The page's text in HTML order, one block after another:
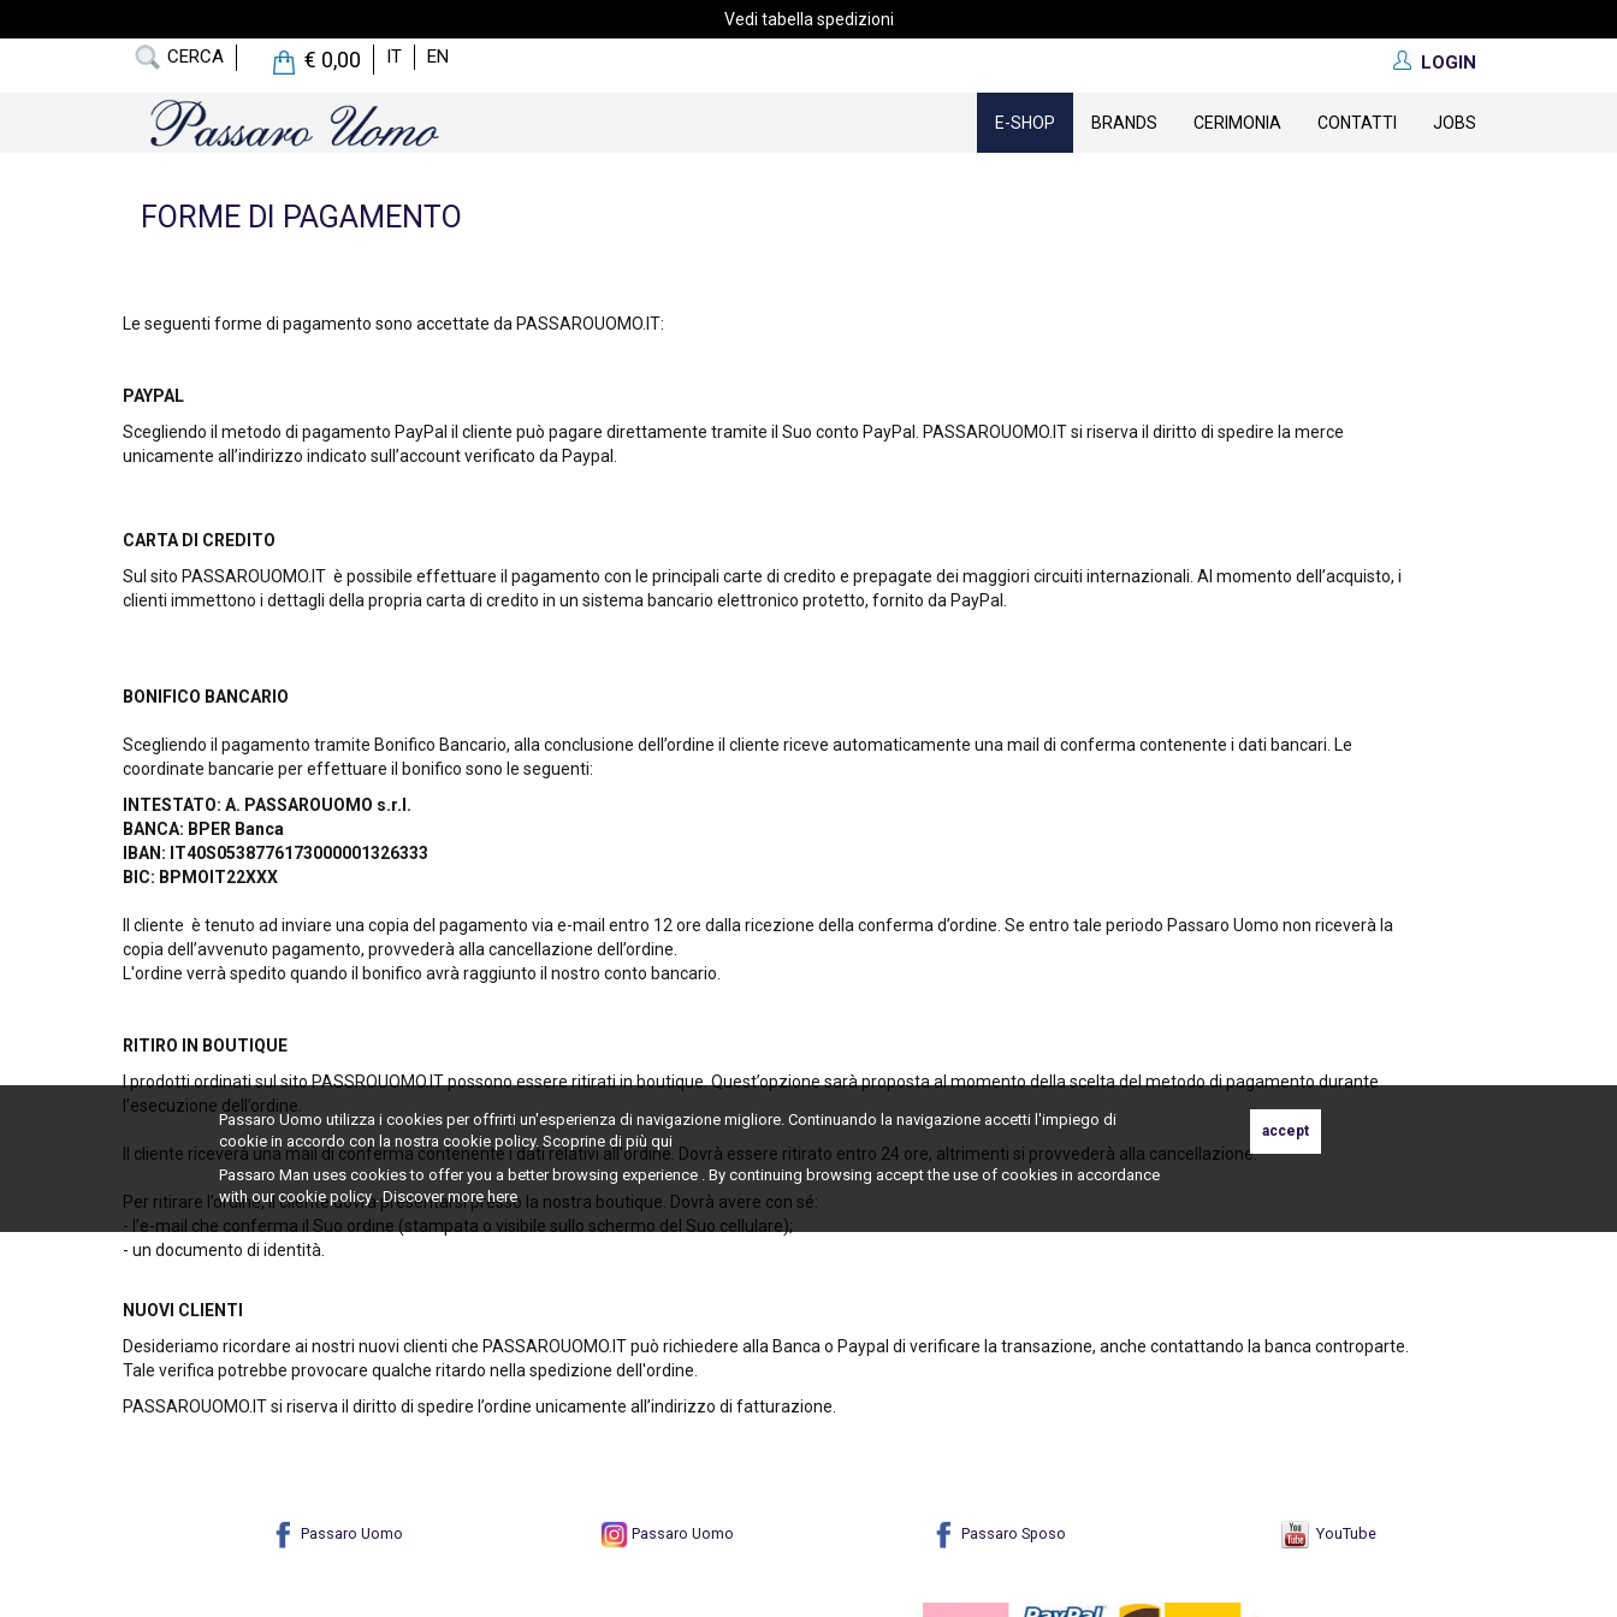
Passaro Uomo utilizza i cookies per offrirti un'esperienza di navigazione migliore. Continuando la navigazione accetti l'impiego di
cookie in accordo con la nostra cookie policy. Scoprine di più qui
Passaro Man uses cookies to offer you a better browsing experience . By continuing browsing accept the use of cookies in accordance
with our cookie policy . Discover morehere
Vedi tabella spedizioni
CERCA € 0,00 IT EN LOGIN
E-SHOP BRANDS CERIMONIA CONTATTI JOBS
FORME DI PAGAMENTO
Le seguenti forme di pagamento sono accettate da PASSAROUOMO.IT:
PAYPAL
Scegliendo il metodo di pagamento PayPal il cliente può pagare direttamente tramite il Suo conto PayPal. PASSAROUOMO.IT si riserva il diritto di spedire la merce
unicamente all’indirizzo indicato sull’account verificato da Paypal.
CARTA DI CREDITO
Sul sito PASSAROUOMO.IT è possibile effettuare il pagamento con le principali carte di credito e prepagate dei maggiori circuiti internazionali. Al momento dell’acquisto, i
clienti immettono i dettagli della propria carta di credito in un sistema bancario elettronico protetto, fornito da PayPal.
BONIFICO BANCARIO
Scegliendo il pagamento tramite Bonifico Bancario, alla conclusione dell’ordine il cliente riceve automaticamente una mail di conferma contenente i dati bancari. Le
coordinate bancarie per effettuare il bonifico sono le seguenti:
INTESTATO: A. PASSAROUOMO s.r.l.
BANCA: BPER Banca
IBAN: IT40S0538776173000001326333
BIC: BPMOIT22XXX
Il cliente è tenuto ad inviare una copia del pagamento via e-mail entro 12 ore dalla ricezione della conferma d’ordine. Se entro tale periodo Passaro Uomo non riceverà la
copia dell’avvenuto pagamento, provvederà alla cancellazione dell’ordine.
L'ordine verrà spedito quando il bonifico avrà raggiunto il nostro conto bancario.
RITIRO IN BOUTIQUE
I prodotti ordinati sul sito PASSROUOMO.IT possono essere ritirati in boutique. Quest’opzione sarà proposta al momento della scelta del metodo di pagamento durante
l’esecuzione dell’ordine.
Il cliente riceverà una mail di conferma contenente i dati relativi all'ordine. Dovrà essere ritirato entro 24 ore, altrimenti si provvederà alla cancellazione.
Per ritirare l’ordine, il cliente dovrà presentarsi presso la nostra boutique. Dovrà avere con sé:
- l’e-mail che conferma il Suo ordine (stampata o visibile sullo schermo del Suo cellulare);
- un documento di identità.
NUOVI CLIENTI
Desideriamo ricordare ai nostri nuovi clienti che PASSAROUOMO.IT può richiedere alla Banca o Paypal di verificare la transazione, anche contattando la banca controparte.
Tale verifica potrebbe provocare qualche ritardo nella spedizione dell'ordine.
PASSAROUOMO.IT si riserva il diritto di spedire l’ordine unicamente all’indirizzo di fatturazione.
Passaro Uomo Passaro Uomo Passaro Sposo YouTube